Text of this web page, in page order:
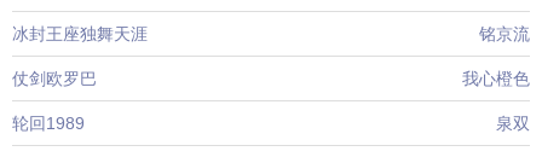
冰封王座独舞天涯 铭京流
仗剑欧罗巴 我心橙色
轮回1989 泉双